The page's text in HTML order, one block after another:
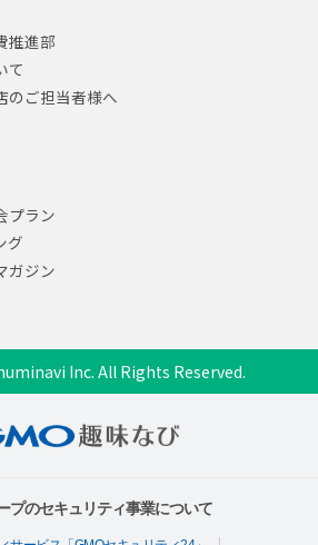
推進部
て
のご担当者様へ
プラン
グ
ガジン
Inc. All Rights Reserved.